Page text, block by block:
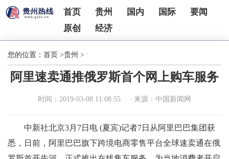
首页 贵州 国内 国际
要闻
原创
经济
您的位置： 首页 >贵州 >
阿里速卖通推俄罗斯首个网上购车服务
时间：2019-03-08 11:08:55 来源：中国新闻网
中新社北京3月7日电 (夏宾)记者7日从阿里巴巴集团获
悉，日前，阿里巴巴旗下跨境电商零售平台全球速卖通在俄